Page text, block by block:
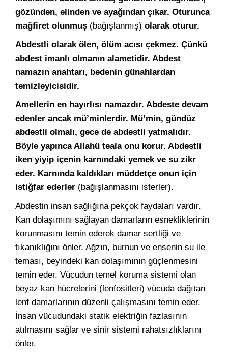
gözünden, elinden ve ayağından çıkar. Oturunca
mağfiret olunmuş (bağışlanmış) olarak oturur.
Abdestli olarak ölen, ölüm acısı çekmez. Çünkü
abdest imanlı olmanın alametidir. Abdest
namazın anahtarı, bedenin günahlardan
temizleyicisidir.
Amellerin en hayırlısı namazdır. Abdeste devam
edenler ancak mü’minlerdir. Mü’min, gündüz
abdestli olmalı, gece de abdestli yatmalıdır.
Böyle yapınca Allahü teala onu korur. Abdestli
iken yiyip içenin karnındaki yemek ve su zikr
eder. Karnında kaldıkları müddetçe onun için
istiğfar ederler (bağışlanmasını isterler).
Abdestin insan sağlığına pekçok faydaları vardır.
Kan dolaşımını sağlayan damarların esnekliklerinin
korunmasını temin ederek damar sertliği ve
tıkanıklığını önler. Ağzın, burnun ve ensenin su ile
teması, beyindeki kan dolaşımının güçlenmesini
temin eder. Vücudun temel koruma sistemi olan
beyaz kan hücrelerini (lenfositleri) vücuda dağıtan
lenf damarlarının düzenli çalışmasını temin eder.
İnsan vücudundaki statik elektriğin fazlasının
atılmasını sağlar ve sinir sistemi rahatsızlıklarını
önler.